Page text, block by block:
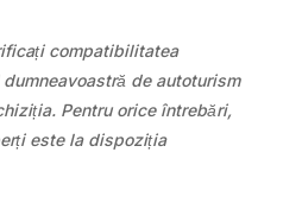
compatibilitatea
de autoturism
Pentru orice întrebări,
este la dispoziția